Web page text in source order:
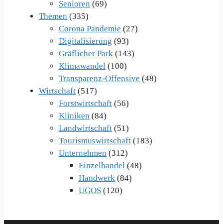
Senioren (69)
Themen (335)
Corona Pandemie (27)
Digitalisierung (93)
Gräflicher Park (143)
Klimawandel (100)
Transparenz-Offensive (48)
Wirtschaft (517)
Forstwirtschaft (56)
Kliniken (84)
Landwirtschaft (51)
Tourismuswirtschaft (183)
Unternehmen (312)
Einzelhandel (48)
Handwerk (84)
UGOS (120)